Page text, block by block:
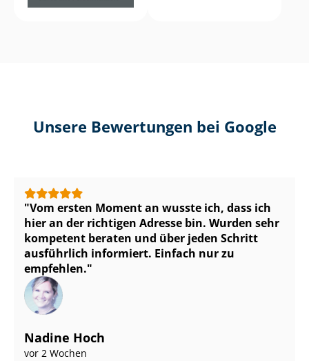
Unsere Bewertungen bei Google
Vom ersten Moment an wusste ich, dass ich
hier an der richtigen Adresse bin. Wurden sehr
kompetent beraten und über jeden Schritt
ausführlich informiert. Einfach nur zu
empfehlen.
Nadine Hoch
vor 2 Wochen